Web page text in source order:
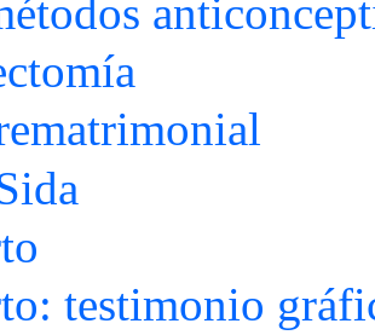
testimonio